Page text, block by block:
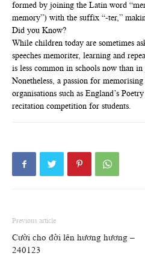
formed by joining the Latin word
memory”) with the suffix “-ter,”
Did you Know?
While children today are sometimes
speeches memoriter, learning and
is less common in schools now than in
Nonetheless, a passion for
organisations such as England’s
recitation competition for students.
Previous article
Cười cho đời lên hương hương –
240123